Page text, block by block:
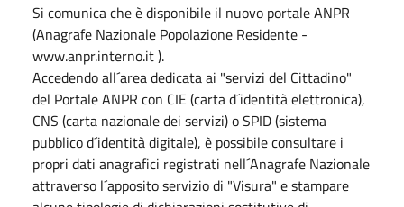
Si comunica che è disponibile il nuovo portale ANPR
(Anagrafe Nazionale Popolazione Residente -
www.anpr.interno.it ).
Accedendo all´area dedicata ai "servizi del Cittadino"
del Portale ANPR con CIE (carta d´identità elettronica),
CNS (carta nazionale dei servizi) o SPID (sistema
pubblico d´identità digitale), è possibile consultare i
propri dati anagrafici registrati nell´Anagrafe Nazionale
attraverso l´apposito servizio di "Visura" e stampare